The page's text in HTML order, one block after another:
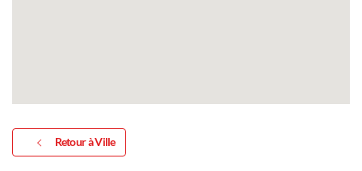
Retour à Ville